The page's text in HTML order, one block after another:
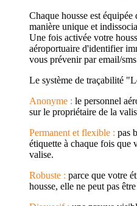
Chaque housse est
manière unique et
Une fois activée votre
aéroportuaire d'identifier
vous prévenir par email/
Le système de traçabilité
Anonyme : le personnel
sur le propriétaire de la
Permanent et flexible : pas
étiquette à chaque fois que
valise.
Robuste : parce que votre
housse, elle ne peut pas